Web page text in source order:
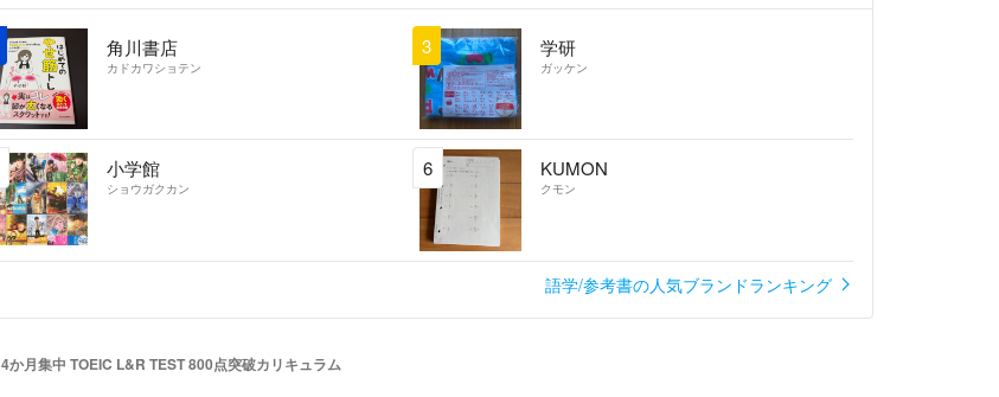
ださい。
書籍・雑誌については、希に新品購入のものもありますが、アマゾン
などのネットショップで購入した中古品が多いです。古書専門店では
ありませんので、カバーを外しての状態検品はしません。正規専門書
店よりもネットショップで購入した中古品の方がよっぽど『品質の良
い』場合があります。ご自分が期待する品質をお求めの方は、専門書
店で自分の目で確かめ納得し購入してください。
角川書店
カドカワショテン
3 学研
ガッケン
小学館
ショウガクカン
6 KUMON
クモン
語学/参考書の人気ブランドランキング
4か月集中 TOEIC L&R TEST 800点突破カリキュラム